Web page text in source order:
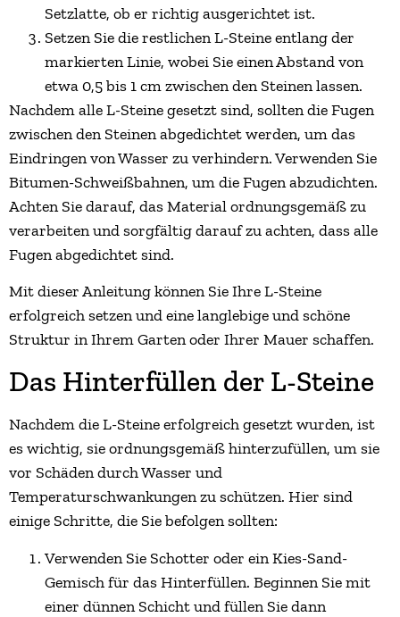
Setzlatte, ob er richtig ausgerichtet ist.
Setzen Sie die restlichen L-Steine entlang der
markierten Linie, wobei Sie einen Abstand von
etwa 0,5 bis 1 cm zwischen den Steinen lassen.
Nachdem alle L-Steine gesetzt sind, sollten die Fugen
zwischen den Steinen abgedichtet werden, um das
Eindringen von Wasser zu verhindern. Verwenden Sie
Bitumen-Schweißbahnen, um die Fugen abzudichten.
Achten Sie darauf, das Material ordnungsgemäß zu
verarbeiten und sorgfältig darauf zu achten, dass alle
Fugen abgedichtet sind.
Mit dieser Anleitung können Sie Ihre L-Steine
erfolgreich setzen und eine langlebige und schöne
Struktur in Ihrem Garten oder Ihrer Mauer schaffen.
Das Hinterfüllen der L-Steine
Nachdem die L-Steine erfolgreich gesetzt wurden, ist
es wichtig, sie ordnungsgemäß hinterzufüllen, um sie
vor Schäden durch Wasser und
Temperaturschwankungen zu schützen. Hier sind
einige Schritte, die Sie befolgen sollten:
Verwenden Sie Schotter oder ein Kies-Sand-
Gemisch für das Hinterfüllen. Beginnen Sie mit
einer dünnen Schicht und füllen Sie dann